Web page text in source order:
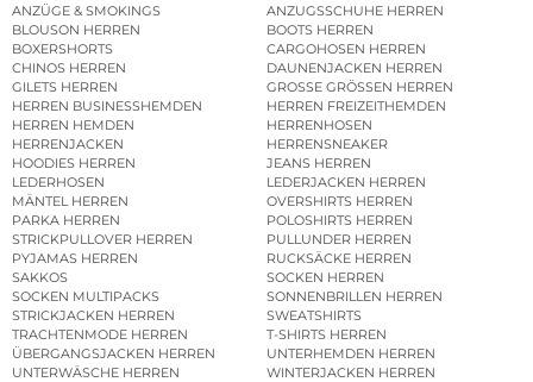
ANZÜGE & SMOKINGS
ANZUGSSCHUHE HERREN
BLOUSON HERREN
BOOTS HERREN
BOXERSHORTS
CARGOHOSEN HERREN
CHINOS HERREN
DAUNENJACKEN HERREN
GILETS HERREN
GROSSE GRÖSSEN HERREN
HERREN BUSINESSHEMDEN
HERREN FREIZEITHEMDEN
HERREN HEMDEN
HERRENHOSEN
HERRENJACKEN
HERRENSNEAKER
HOODIES HERREN
JEANS HERREN
LEDERHOSEN
LEDERJACKEN HERREN
MÄNTEL HERREN
OVERSHIRTS HERREN
PARKA HERREN
POLOSHIRTS HERREN
STRICKPULLOVER HERREN
PULLUNDER HERREN
PYJAMAS HERREN
RUCKSÄCKE HERREN
SAKKOS
SOCKEN HERREN
SOCKEN MULTIPACKS
SONNENBRILLEN HERREN
STRICKJACKEN HERREN
SWEATSHIRTS
TRACHTENMODE HERREN
T-SHIRTS HERREN
ÜBERGANGSJACKEN HERREN
UNTERHEMDEN HERREN
UNTERWÄSCHE HERREN
WINTERJACKEN HERREN